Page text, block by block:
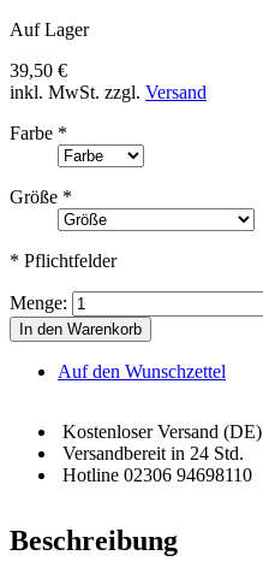
Auf Lager
39,50 €
inkl. MwSt. zzgl. Versand
Farbe *
Größe *
* Pflichtfelder
Menge:
In den Warenkorb
Auf den Wunschzettel
Kostenloser Versand (DE)
Versandbereit in 24 Std.
Hotline 02306 94698110
Beschreibung